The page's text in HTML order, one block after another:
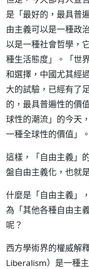
是「最好的，最具普
由主義可以是一種政
以是一種社會哲學，
種生活態度」。「世
和選擇，中國尤其經
大的試驗，已經有了
的，最具普遍性的價
球性的潮流」的今天
一種全球性的價值」。
這樣，「自由主義」
盤自由主義化，也就
什麼是「自由主義」
為「其他各種自由主
呢？
西方學術界的權威解
Liberalism）是一種